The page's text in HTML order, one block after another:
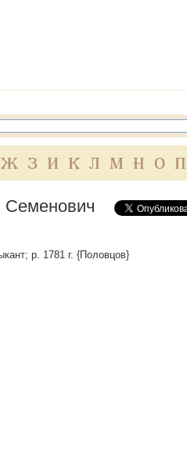
Ж З И К Л М Н О П
р. 1781 г. {Половцов}